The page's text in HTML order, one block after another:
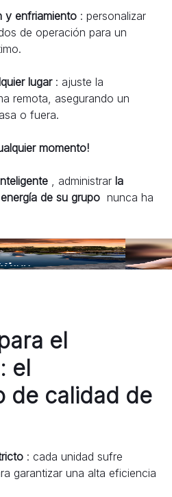
y enfriamiento : personalizar
de operación para un
lugar : ajuste la
remota, asegurando un
o fuera.
momento!
, administrar la
de su grupo nunca ha
el
el
de calidad de
: cada unidad sufre
garantizar una alta eficiencia